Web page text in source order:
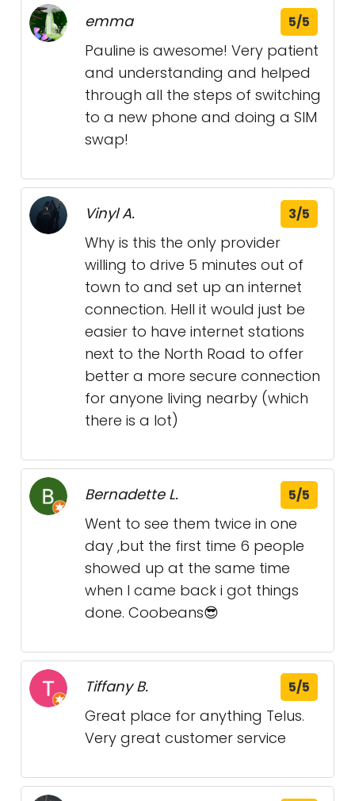
emma 5/5
Pauline is awesome! Very patient
and understanding and helped
through all the steps of switching
to a new phone and doing a SIM
swap!
Vinyl A. 3/5
Why is this the only provider
willing to drive 5 minutes out of
town to and set up an internet
connection. Hell it would just be
easier to have internet stations
next to the North Road to offer
better a more secure connection
for anyone living nearby (which
there is a lot)
Bernadette L. 5/5
Went to see them twice in one
day ,but the first time 6 people
showed up at the same time
when I came back i got things
done. Coobeans😎
Tiffany B. 5/5
Great place for anything Telus.
Very great customer service